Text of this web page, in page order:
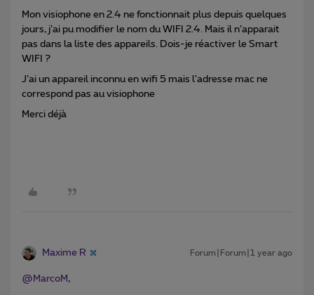
Mon visiophone en 2.4 ne fonctionnait plus depuis quelques
jours, j’ai pu modifier le nom du WIFI 2.4. Mais il n’apparait
pas dans la liste des appareils. Dois-je réactiver le Smart
WIFI ?
J’ai un appareil inconnu en wifi 5 mais l’adresse mac ne
correspond pas au visiophone
Merci déjà
Maxime R Forum|Forum|1 year ago
@MarcoM ,